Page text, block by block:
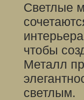
Светлые
чтобы
Металл
светлым.